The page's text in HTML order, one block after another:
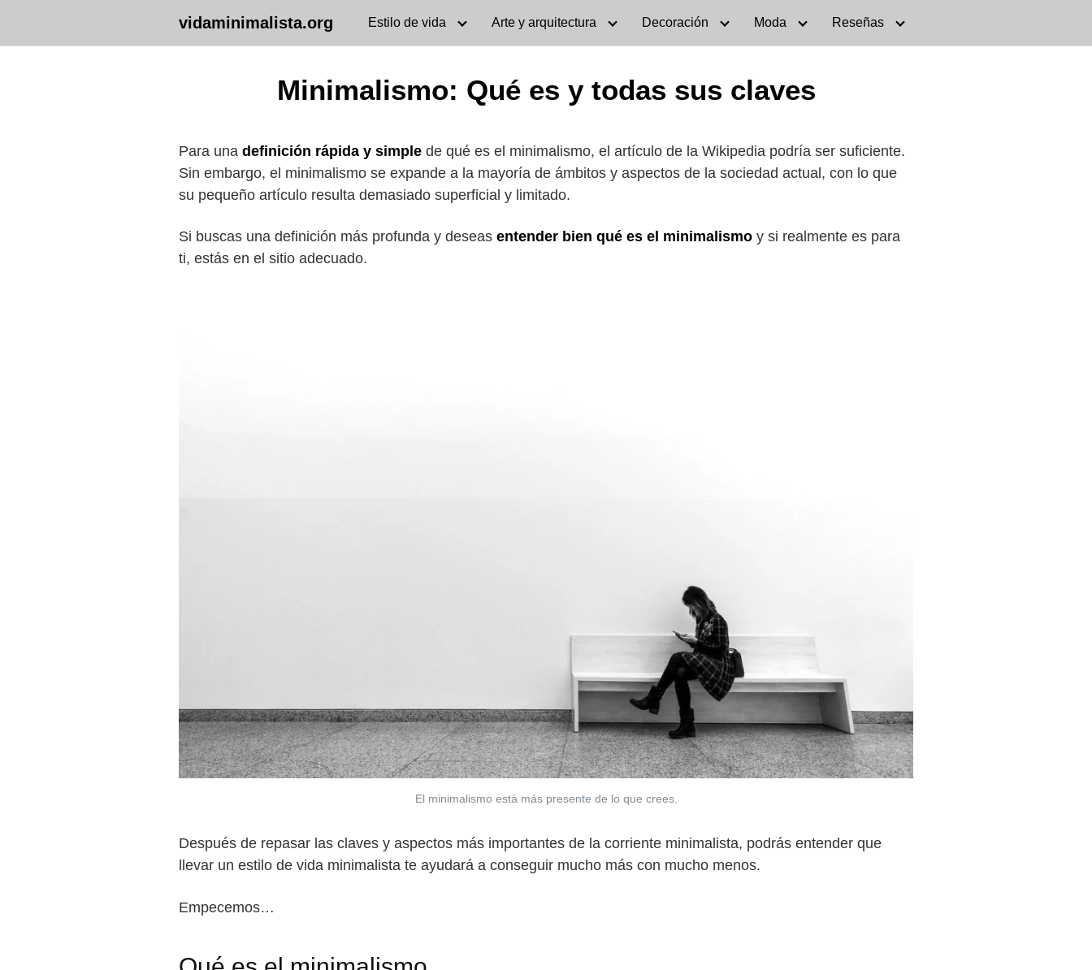
contenido
vidaminimalista.org Estilo de vida Arte y arquitectura Decoración Moda Reseñas
Minimalismo: Qué es y todas sus claves
Para una definición rápida y simple de qué es el minimalismo, el artículo de la Wikipedia podría ser suficiente.
Sin embargo, el minimalismo se expande a la mayoría de ámbitos y aspectos de la sociedad actual, con lo que
su pequeño artículo resulta demasiado superficial y limitado.
Si buscas una definición más profunda y deseas entender bien qué es el minimalismo y si realmente es para
ti, estás en el sitio adecuado.
El minimalismo está más presente de lo que crees.
Después de repasar las claves y aspectos más importantes de la corriente minimalista, podrás entender que
llevar un estilo de vida minimalista te ayudará a conseguir mucho más con mucho menos.
Empecemos…